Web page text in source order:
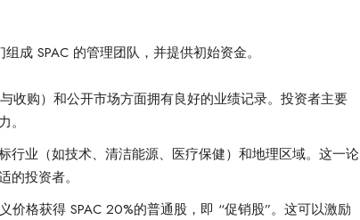
成 SPAC 的管理团队，并提供初始资金。
收购）和公开市场方面拥有良好的业绩记录。投资者主要
行业（如技术、清洁能源、医疗保健）和地理区域。这一论
的投资者。
价格获得 SPAC 20%的普通股，即 “促销股”。这可以激励